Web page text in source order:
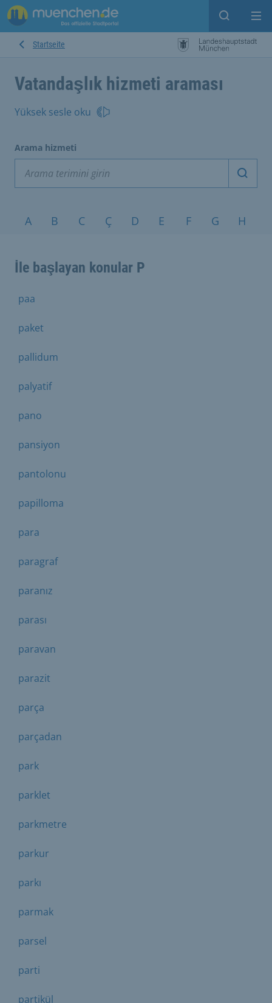
Open
Startseite
Vatandaşlık hizmeti araması
Yüksek sesle oku
Arama hizmeti
Konular A-Z
A B C Ç D E F G H
İle başlayan konular P
paa
paket
pallidum
palyatif
pano
pansiyon
pantolonu
papilloma
para
paragraf
paranız
parası
paravan
parazit
parça
parçadan
park
parklet
parkmetre
parkur
parkı
parmak
parsel
parti
partikül